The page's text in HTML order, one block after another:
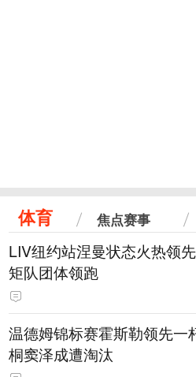
体育 焦点赛事
LIV纽约站涅曼状态火热领
矩队团体领跑
温德姆锦标赛霍斯勒领先一
桐窦泽成遭淘汰